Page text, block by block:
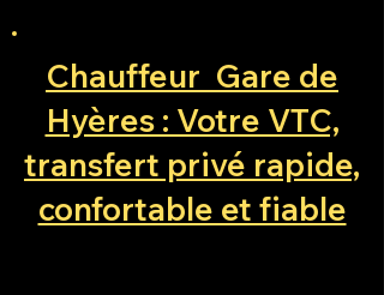
Chauffeur Gare de
Hyères : Votre VTC,
transfert privé rapide,
confortable et fiable